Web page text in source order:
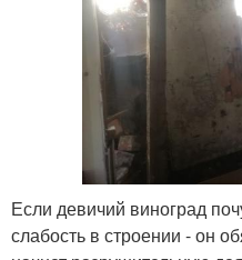
Если девичий виноград
слабость в строении - он